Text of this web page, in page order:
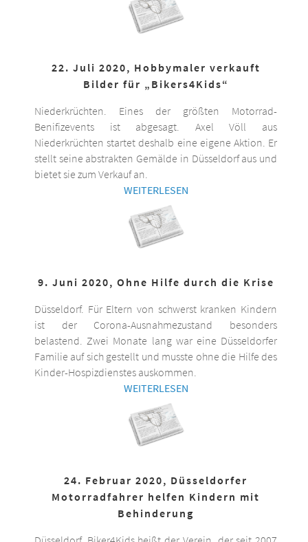
22. Juli 2020, Hobbymaler verkauft
Bilder für „Bikers4Kids“
Niederkrüchten. Eines der größten Motorrad-
Benifizevents ist abgesagt. Axel Völl aus
Niederkrüchten startet deshalb eine eigene Aktion. Er
stellt seine abstrakten Gemälde in Düsseldorf aus und
bietet sie zum Verkauf an.
WEITERLESEN
9. Juni 2020, Ohne Hilfe durch die Krise
Düsseldorf. Für Eltern von schwerst kranken Kindern
ist der Corona-Ausnahmezustand besonders
belastend. Zwei Monate lang war eine Düsseldorfer
Familie auf sich gestellt und musste ohne die Hilfe des
Kinder-Hospizdienstes auskommen.
WEITERLESEN
24. Februar 2020, Düsseldorfer
Motorradfahrer helfen Kindern mit
Behinderung